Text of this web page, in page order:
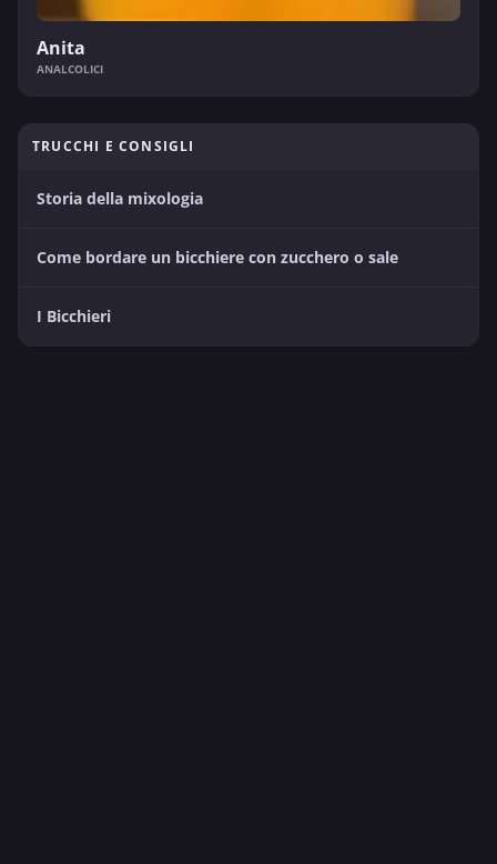
Anita
ANALCOLICI
TRUCCHI E CONSIGLI
Storia della mixologia
Come bordare un bicchiere con zucchero o sale
I Bicchieri